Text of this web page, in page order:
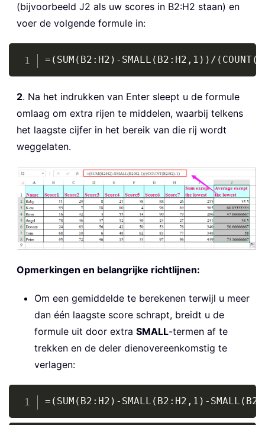
(bijvoorbeeld J2 als uw scores in B2:H2 staan) en
voer de volgende formule in:
=(SUM(B2:H2)-SMALL(B2:H2,1))/Copy
2. Na het indrukken van Enter sleept u de formule
omlaag om extra rijen te middelen, waarbij telkens
het laagste cijfer in het bereik van die rij wordt
weggelaten.
Opmerkingen en belangrijke richtlijnen:
Om een gemiddelde te berekenen terwijl u meer
dan één laagste score schrapt, breidt u de
formule uit door extra SMALL-termen af te
trekken en de deler dienovereenkomstig te
verlagen:
=(SUM(B2:H2)-SMALL(B2:H2,1)-Copy